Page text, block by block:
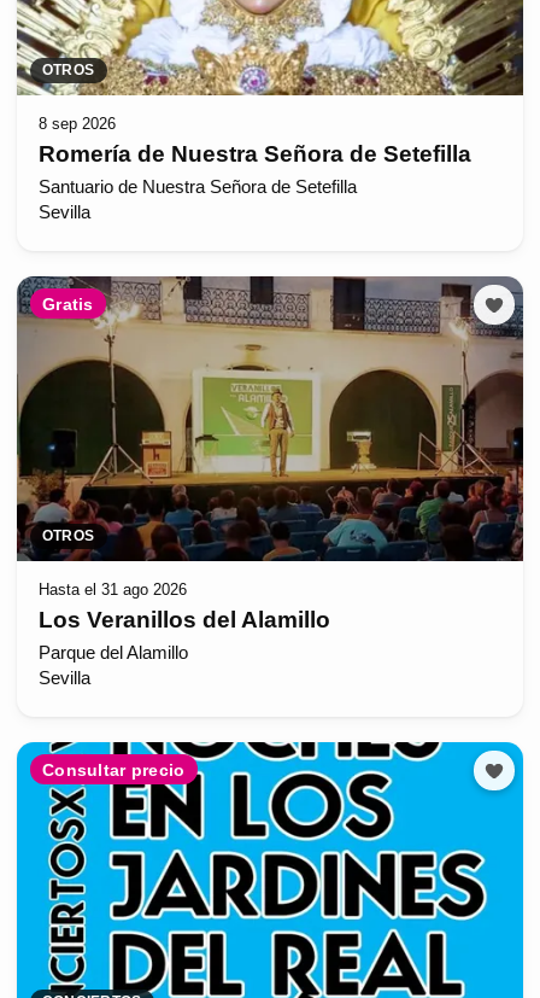
OTROS
8 sep 2026
Romería de Nuestra Señora de Setefilla
Santuario de Nuestra Señora de Setefilla
Sevilla
Gratis
OTROS
Hasta el 31 ago 2026
Los Veranillos del Alamillo
Parque del Alamillo
Sevilla
Consultar precio